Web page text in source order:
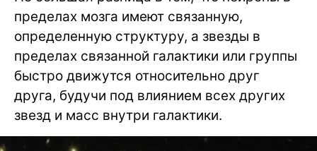
пределах мозга имеют связанную,
определенную структуру, а звезды в
пределах связанной галактики или группы
быстро движутся относительно друг
друга, будучи под влиянием всех других
звезд и масс внутри галактики.